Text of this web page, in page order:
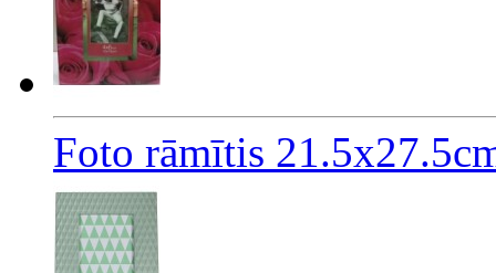
Foto rāmītis